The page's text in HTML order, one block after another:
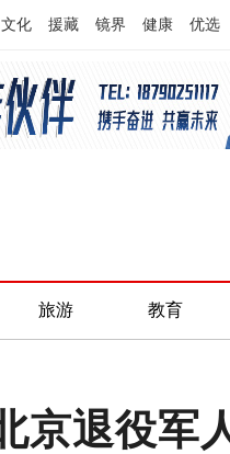
文化 援藏 镜界 健康 优选
旅游 教育
京退役军